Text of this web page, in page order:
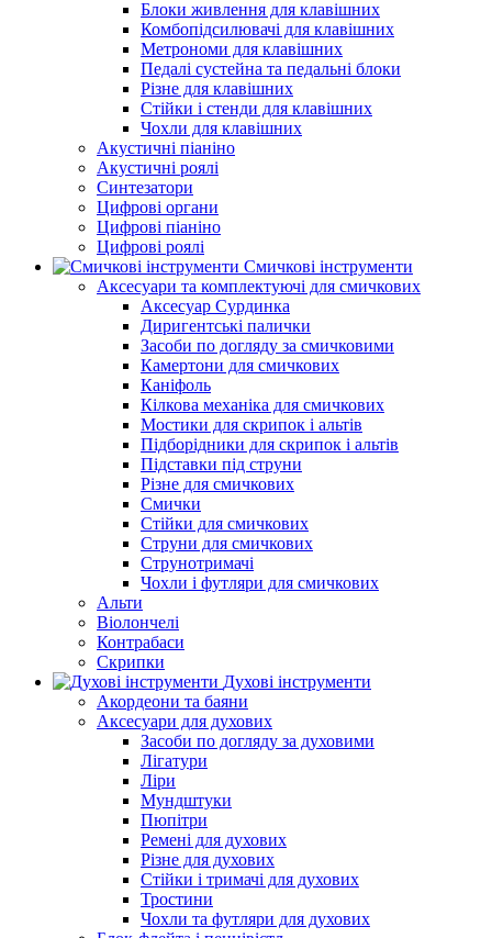
Блоки живлення для клавішних
Комбопідсилювачі для клавішних
Метрономи для клавішних
Педалі сустейна та педальні блоки
Різне для клавішних
Стійки і стенди для клавішних
Чохли для клавішних
Акустичні піаніно
Акустичні роялі
Синтезатори
Цифрові органи
Цифрові піаніно
Цифрові роялі
Смичкові інструменти
Аксесуари та комплектуючі для смичкових
Аксесуар Сурдинка
Диригентські палички
Засоби по догляду за смичковими
Камертони для смичкових
Каніфоль
Кілкова механіка для смичкових
Мостики для скрипок і альтів
Підборiдники для скрипок і альтів
Підставки під струни
Різне для смичкових
Смички
Стійки для смичкових
Струни для смичкових
Струнотримачі
Чохли і футляри для смичкових
Альти
Віолончелі
Контрабаси
Скрипки
Духові інструменти
Акордеони та баяни
Аксесуари для духових
Засоби по догляду за духовими
Лігатури
Ліри
Мундштуки
Пюпітри
Ремені для духових
Різне для духових
Стійки і тримачі для духових
Тростини
Чохли та футляри для духових